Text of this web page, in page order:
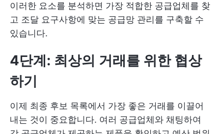
이러한 요소를 분석하면 가장 적합한 공급업체를 찾
고 조달 요구사항에 맞는 공급망 관리를 구축할 수
있습니다.
4단계: 최상의 거래를 위한 협상
하기
이제 최종 후보 목록에서 가장 좋은 거래를 이끌어
내는 것이 중요합니다. 여러 공급업체와 채팅하여